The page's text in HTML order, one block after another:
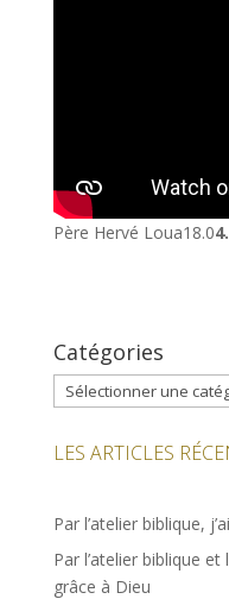
Père Hervé Loua18.0
Catégories
Catégories
LES ARTICLES
Par l’atelier biblique,
Par l’atelier biblique
grâce à Dieu